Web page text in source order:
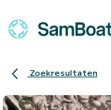
Zoekresultaten